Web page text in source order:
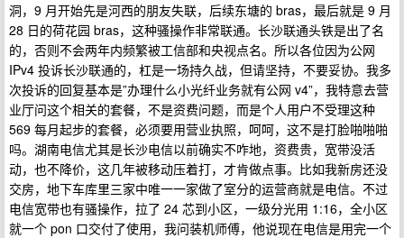
洞，9 月开始先是河西的朋友失联，后续东塘的 bras，最后就是 9 月
28 日的荷花园 bras，这种骚操作非常联通。长沙联通头铁是出了名
的，否则不会两年内频繁被工信部和央视点名。所以各位因为公网
IPv4 投诉长沙联通的，杠是一场持久战，但请坚持，不要妥协。我多
次投诉的回复基本是”办理什么小光纤业务就有公网 v4”，我特意去营
业厅问这个相关的套餐，不是资费问题，而是个人用户不受理这种
569 每月起步的套餐，必须要用营业执照，呵呵，这不是打脸啪啪啪
吗。湖南电信尤其是长沙电信以前确实不咋地，资费贵，宽带没活
动，也不降价，这几年被移动压着打，才肯做点事。比如我新房还没
交房，地下车库里三家中唯一一家做了室分的运营商就是电信。不过
电信宽带也有骚操作，拉了 24 芯到小区，一级分光用 1:16，全小区
就一个 pon 口交付了使用，我问装机师傅，他说现在电信是用完一个